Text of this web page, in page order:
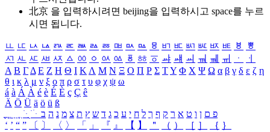
北京 을 입력하시려면 beijing을 입력하시고 space를 누르
시면 됩니다.
ㅥ ㅦ ㅧ ㅨ ㅩ ㅪ ㅫ ㅬ ㅭ ㅮ ㅯ ㅰ ㅱ ㅲ ㅳ ㅴ ㅵ ㅶ ㅷ ㅸ
ㅹ
ㅺ ㅻ ㅼ ㅽ ㅾ ㅿ ㆀ ㆁ ㆂ ㆃ ㆄ ㆅ ㆆ ㆇ ㆈ ㆉ ㆊ ㆋ ㆌ ㆍ
ㆎ
Α Β ΓΔ Ε Ζ Η Θ Ι ΚΛ Μ Ν Ξ Ο Π Ρ Σ ΤΥ Φ Χ Ψ Ω α β γ δ ε ζ η
θ ι κ λ μ ν ξ ο π ρ σ τ υ φ χ ψ ω
á à Á À é è É È ç Ç ê
Ä Ö Ü ä ö ü ß
ִֶֹ ֻּ ׁׂ פ ם ן ו ט א ר ק ף ך ל ח י ע כ ג ד ש ץ ת צ מ נ ה ב
‘ ’ “ ” 〔 〕 〈 〉 「 」 『 』 【 】 ＂ （ ） ［ ］ ｛ ｝